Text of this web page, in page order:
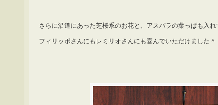
さらに沿道にあった芝桜系のお花と、アスパラの葉っぱも入
フィリッポさんにもレミリオさんにも喜んでいただけました＾